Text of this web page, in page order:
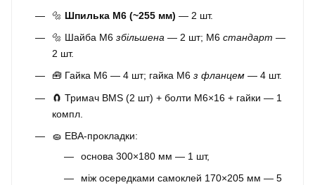
🔩 Шпилька М6 (~255 мм) — 2 шт.
🔩 Шайба М6 збільшена — 2 шт; М6 стандарт —
2 шт.
🧰 Гайка М6 — 4 шт; гайка М6 з фланцем— 4 шт.
🧲 Тримач BMS (2 шт) + болти М6×16 + гайки — 1
компл.
🧽 ЕВА-прокладки:
основа 300×180 мм — 1 шт,
між осередками самоклей 170×205 мм — 5